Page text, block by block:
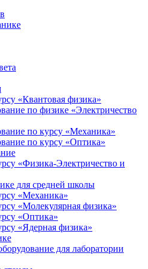
«Квантовая физика»
по физике «Электричество
по курсу «Механика»
по курсу «Оптика»
«Физика-Электричество и
для средней школы
«Механика»
«Молекулярная физика»
«Оптика»
«Ядерная физика»
для лаборатории